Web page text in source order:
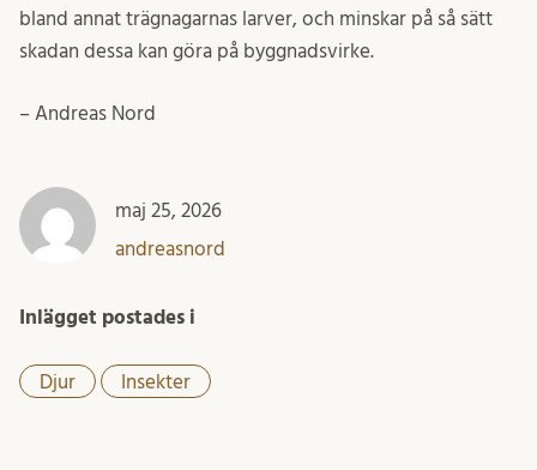
bland annat trägnagarnas larver, och minskar på så sätt
skadan dessa kan göra på byggnadsvirke.
– Andreas Nord
maj 25, 2026
andreasnord
Inlägget postades i
Djur Insekter